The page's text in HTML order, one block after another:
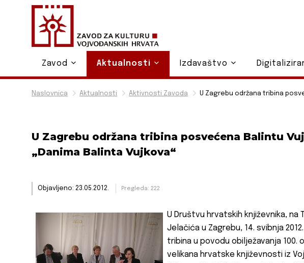
Naslovnica Aktualnosti Aktivnosti Zavoda U Zagrebu održana tribina
U Zagrebu održana tribina posvećena Balintu
„Danima Balinta Vujkova“
Objavljeno: 23.05.2012. Pregleda: 222
U Društvu hrvatskih književnika, na
Jelačića u Zagrebu, 14. svibnja
tribina u povodu obilježavanja 100.
velikana hrvatske književnosti iz
Zavod Aktualnosti Izdavaštvo